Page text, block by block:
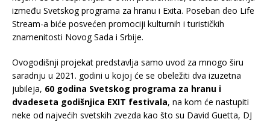
između Svetskog programa za hranu i Exita. Poseban deo Life
Stream-a biće posvećen promociji kulturnih i turističkih
znamenitosti Novog Sada i Srbije.
Ovogodišnji projekat predstavlja samo uvod za mnogo širu
saradnju u 2021. godini u kojoj će se obeležiti dva izuzetna
jubileja, 60 godina Svetskog programa za hranu i
dvadeseta godišnjica EXIT festivala, na kom će nastupiti
neke od najvećih svetskih zvezda kao što su David Guetta, DJ